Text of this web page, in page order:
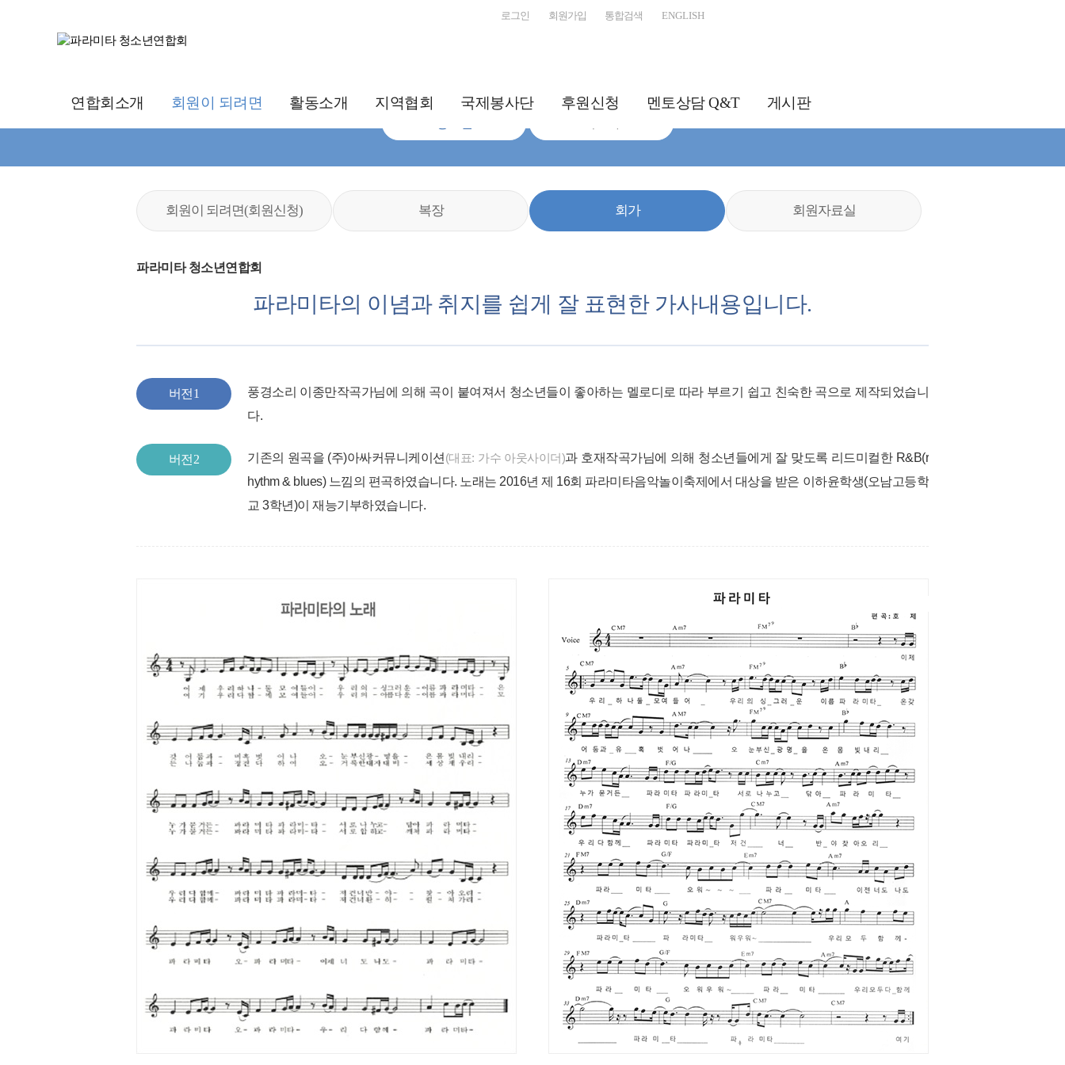
연합회소개 회원이 되려면 활동소개 지역협회 국제봉사단 후원신청 멘토상담 Q&T 게시판
로그인 회원가입 통합검색 ENGLISH
회원이 되려면(회원신청) 복장 회가 회원자료실
파라미타 청소년연합회
파라미타의 이념과 취지를 쉽게 잘 표현한 가사내용입니다.
버전1
풍경소리 이종만작곡가님에 의해 곡이 붙여져서 청소년들이 좋아하는 멜로디로 따라 부르기 쉽고 친숙한 곡으로 제작되었습니
다.
버전2 기존의 원곡을 (주)아싸커뮤니케이션 (대표: 가수 아웃사이더)과 호재작곡가님에 의해 청소년들에게 잘 맞도록 리드미컬한 R&B(r
hythm & blues) 느낌의 편곡하였습니다. 노래는 2016년 제 16회 파라미타음악놀이축제에서 대상을 받은 이하윤학생(오남고등학
교 3학년)이 재능기부하였습니다.